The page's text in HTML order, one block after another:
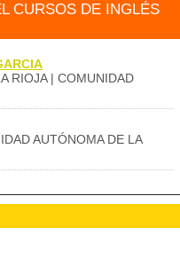
CURSOS DE INGLÉS
RIOJA | COMUNIDAD
AUTÓNOMA DE LA